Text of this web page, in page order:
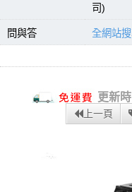
司)
問與答 全網站
更新
上一頁